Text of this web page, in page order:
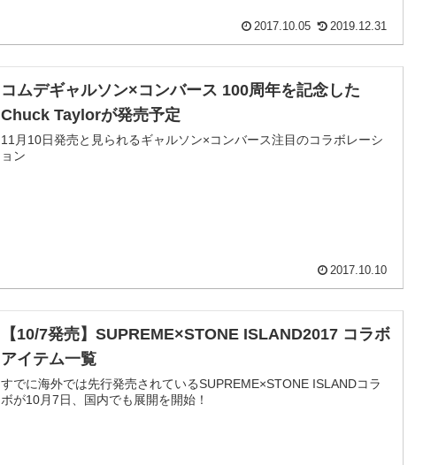
2017.10.05 2019.12.31
コムデギャルソン×コンバース 100周年を記念した
Chuck Taylorが発売予定
11月10日発売と見られるギャルソン×コンバース注目のコラボレーシ
ョン
2017.10.10
【10/7発売】SUPREME×STONE ISLAND2017 コラボ
アイテム一覧
すでに海外では先行発売されているSUPREME×STONE ISLANDコラ
ボが10月7日、国内でも展開を開始！